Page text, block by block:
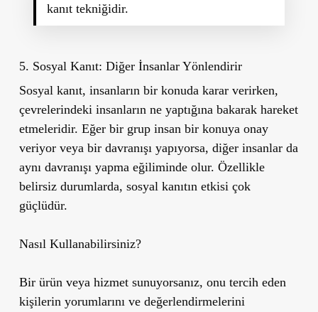
kanıt tekniğidir.
5. Sosyal Kanıt: Diğer İnsanlar Yönlendirir
Sosyal kanıt, insanların bir konuda karar verirken,
çevrelerindeki insanların ne yaptığına bakarak hareket
etmeleridir. Eğer bir grup insan bir konuya onay
veriyor veya bir davranışı yapıyorsa, diğer insanlar da
aynı davranışı yapma eğiliminde olur. Özellikle
belirsiz durumlarda, sosyal kanıtın etkisi çok
güçlüdür.
Nasıl Kullanabilirsiniz?
Bir ürün veya hizmet sunuyorsanız, onu tercih eden
kişilerin yorumlarını ve değerlendirmelerini